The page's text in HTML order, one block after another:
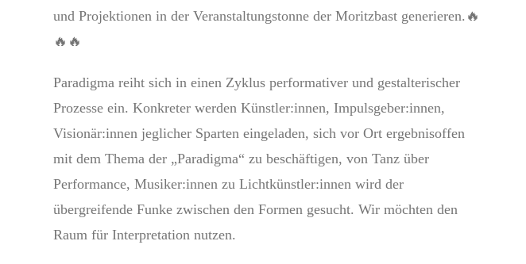
und Projektionen in der Veranstaltungstonne der Moritzbast generieren.🔥
🔥🔥
Paradigma reiht sich in einen Zyklus performativer und gestalterischer
Prozesse ein. Konkreter werden Künstler:innen, Impulsgeber:innen,
Visionär:innen jeglicher Sparten eingeladen, sich vor Ort ergebnisoffen
mit dem Thema der „Paradigma“ zu beschäftigen, von Tanz über
Performance, Musiker:innen zu Lichtkünstler:innen wird der
übergreifende Funke zwischen den Formen gesucht. Wir möchten den
Raum für Interpretation nutzen.